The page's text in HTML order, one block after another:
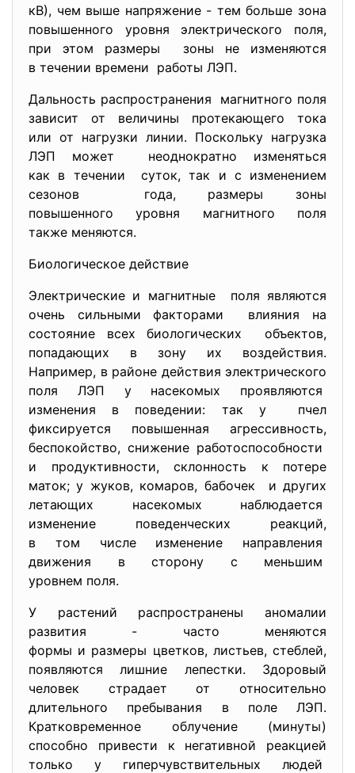
кВ), чем выше напряжение - тем больше зона
повышенного уровня электрического поля,
при этом размеры зоны не изменяются
в течении времени работы ЛЭП.
Дальность распространения магнитного поля
зависит от величины протекающего тока
или от нагрузки линии. Поскольку нагрузка
ЛЭП может неоднократно изменяться
как в течении суток, так и с изменением
сезонов года, размеры зоны
повышенного уровня магнитного поля
также меняются.
Биологическое действие
Электрические и магнитные поля являются
очень сильными факторами влияния на
состояние всех биологических объектов,
попадающих в зону их воздействия.
Например, в районе действия электрического
поля ЛЭП у насекомых проявляются
изменения в поведении: так у пчел
фиксируется повышенная агрессивность,
беспокойство, снижение работоспособности
и продуктивности, склонность к потере
маток; у жуков, комаров, бабочек и других
летающих насекомых наблюдается
изменение поведенческих реакций,
в том числе изменение направления
движения в сторону с меньшим
уровнем поля.
У растений распространены аномалии
развития - часто меняются
формы и размеры цветков, листьев, стеблей,
появляются лишние лепестки. Здоровый
человек страдает от относительно
длительного пребывания в поле ЛЭП.
Кратковременное облучение (минуты)
способно привести к негативной реакцией
только у гиперчувствительных людей